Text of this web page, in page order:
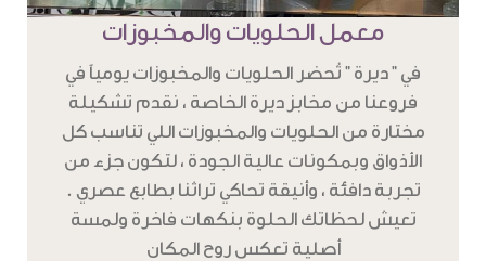
معمل الحلويات والمخبوزات
في " ديرة " تُحضر الحلويات والمخبوزات يومياً في
فروعنا من مخابز ديرة الخاصة ، نقدم تشكيلة
مختارة من الحلويات والمخبوزات اللي تناسب كل
الأذواق وبمكونات عالية الجودة ، لتكون جزء من
تجربة دافئة ، وأنيقة تحاكي تراثنا بطابع عصري .
تعيش لحظاتك الحلوة بنكهات فاخرة ولمسة
أصلية تعكس روح المكان